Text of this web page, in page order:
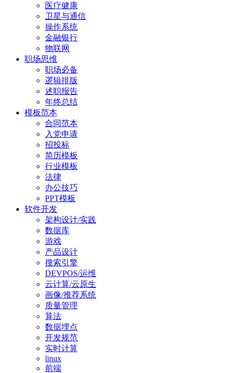
医疗健康
卫星与通信
操作系统
金融银行
物联网
职场思维
职场必备
逻辑排版
述职报告
年终总结
模板范本
合同范本
入党申请
招投标
简历模板
行业模板
法律
办公技巧
PPT模板
软件开发
架构设计/实践
数据库
游戏
产品设计
搜索引擎
DEVPOS/运维
云计算/云原生
画像/推荐系统
质量管理
算法
数据埋点
开发规范
实时计算
linux
前端